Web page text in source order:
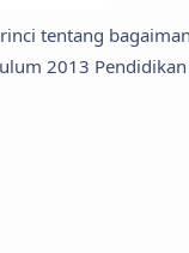
tentang
2013 Pendidikan